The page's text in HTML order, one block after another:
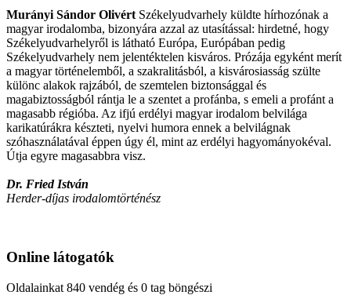
Murányi Sándor Olivért Székelyudvarhely küldte hírhozónak a
magyar irodalomba, bizonyára azzal az utasítással: hirdetné, hogy
Székelyudvarhelyről is látható Európa, Európában pedig
Székelyudvarhely nem jelentéktelen kisváros. Prózája egyként merít
a magyar történelemből, a szakralitásból, a kisvárosiasság szülte
különc alakok rajzából, de szemtelen biztonsággal és
magabiztosságból rántja le a szentet a profánba, s emeli a profánt a
magasabb régióba. Az ifjú erdélyi magyar irodalom belvilága
karikatúrákra készteti, nyelvi humora ennek a belvilágnak
szóhasználatával éppen úgy él, mint az erdélyi hagyományokéval.
Útja egyre magasabbra visz.
Dr. Fried István
Herder-díjas irodalomtörténész
Online látogatók
Oldalainkat 840 vendég és 0 tag böngészi